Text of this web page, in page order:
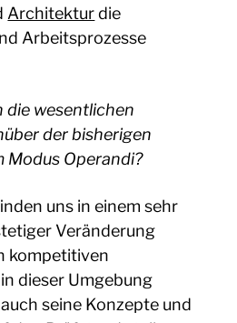
Architekturdie
Arbeitsprozesse
die wesentlichen
der bisherigen
Modus Operandi?
uns in einem sehr
Veränderung
kompetitiven
dieser Umgebung
seine Konzepte und